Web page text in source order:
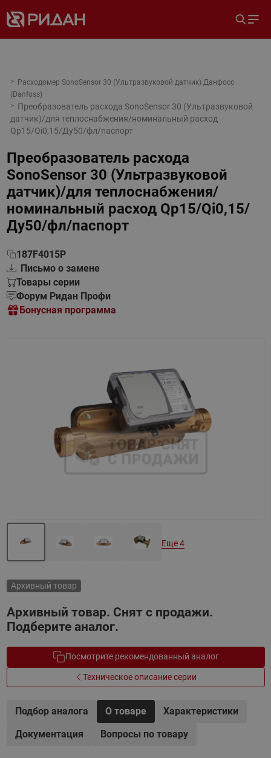
Расходомер SonoSensor 30 (Ультразвуковой датчик) Данфосс
(Danfoss)
Преобразователь расхода SonoSensor 30 (Ультразвуковой
датчик)/для теплоснабжения/номинальный расход
Qp15/Qi0,15/Ду50/фл/паспорт
Преобразователь расхода
SonoSensor 30 (Ультразвуковой
датчик)/для теплоснабжения/
номинальный расход Qp15/Qi0,15/
Ду50/фл/паспорт
187F4015P
Письмо о замене
Товары серии
Форум Ридан Профи
Бонусная программа
Архивный товар
Архивный товар. Снят с продажи.
Подберите аналог.
Посмотрите рекомендованный аналог
Техническое описание серии
Назад
Еще 4
Подбор аналога О товаре
Характеристики
Документация
Вопросы по товару